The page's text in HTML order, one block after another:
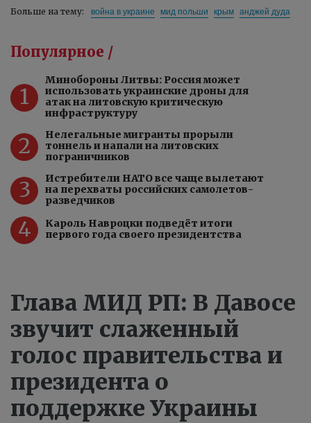
Больше на тему: война в украине мид польши крым анджей дуда
Популярное /
1
Минобороны Литвы: Россия может
использовать украинские дроны для
атак на литовскую критическую
инфраструктуру
2
Нелегальные мигранты прорыли
тоннель и напали на литовских
пограничников
3
Истребители НАТО все чаще вылетают
на перехваты российских самолетов-
разведчиков
4
Кароль Навроцки подведёт итоги
первого года своего президентства
Глава МИД РП: В Давосе
звучит слаженный
голос правительства и
президента о
поддержке Украины